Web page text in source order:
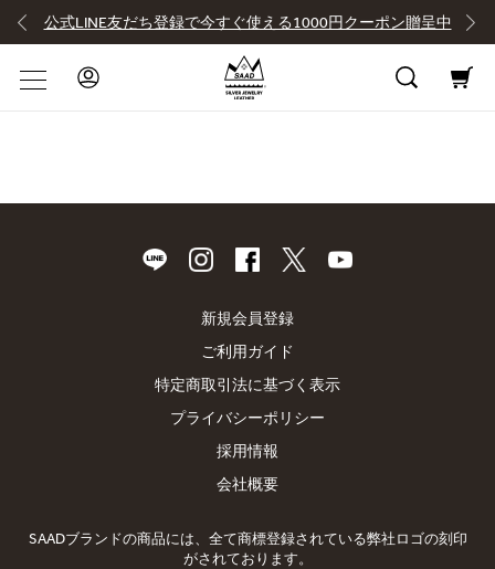
公式LINE友だち登録で今すぐ使える1000円クーポン贈呈中
新規会員登録
ご利用ガイド
特定商取引法に基づく表示
プライバシーポリシー
採用情報
会社概要
SAADブランドの商品には、全て商標登録されている弊社ロゴの刻印
がされております。